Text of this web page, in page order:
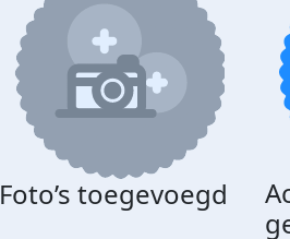
Foto’s toegevoegd